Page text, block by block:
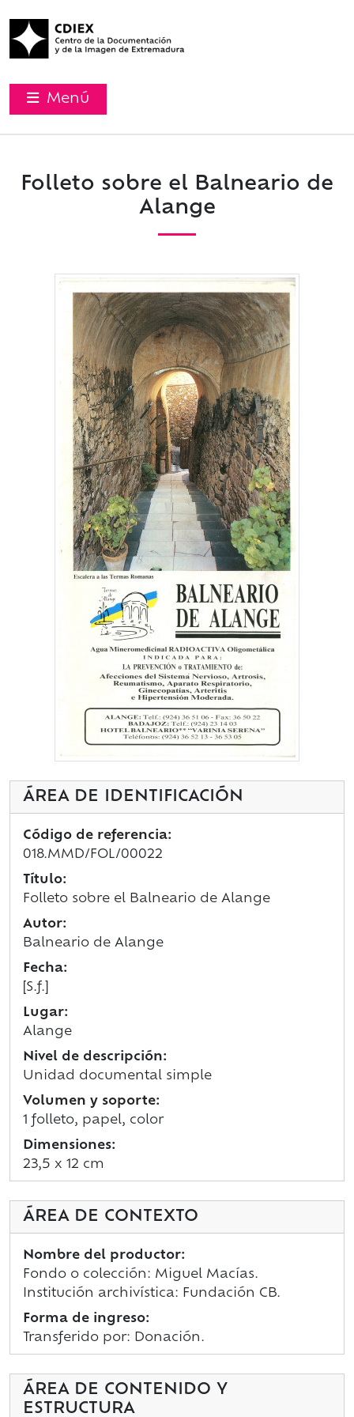
Menú
Folleto sobre el Balneario de
Alange
ÁREA DE IDENTIFICACIÓN
Código de referencia:
018.MMD/FOL/00022
Título:
Folleto sobre el Balneario de Alange
Autor:
Balneario de Alange
Fecha:
[S.f.]
Lugar:
Alange
Nivel de descripción:
Unidad documental simple
Volumen y soporte:
1 folleto, papel, color
Dimensiones:
23,5 x 12 cm
ÁREA DE CONTEXTO
Nombre del productor:
Fondo o colección: Miguel Macías.
Institución archivística: Fundación CB.
Forma de ingreso:
Transferido por: Donación.
ÁREA DE CONTENIDO Y
ESTRUCTURA